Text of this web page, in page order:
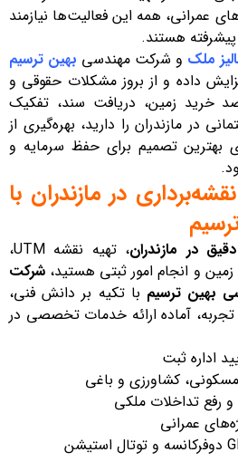
عمرانی، همه این فعالیت‌ها نیازمند
هستند.
ملک و شرکت مهندسی بهین ترسیم
داده و از بروز مشکلات حقوقی و
خرید زمین، دریافت سند، تفکیک
در مازندران را دارید، بهره‌گیری از
بهترین تصمیم برای حفظ سرمایه و
در مازندران با
در مازندران
، تهیه نقشه UTM،
و انجام امور ثبتی هستید، شرکت
بهین ترسیم با تکیه بر دانش فنی،
آماده ارائه خدمات تخصصی در
کشاورزی و باغی
رفع تداخلات ملکی
عمرانی